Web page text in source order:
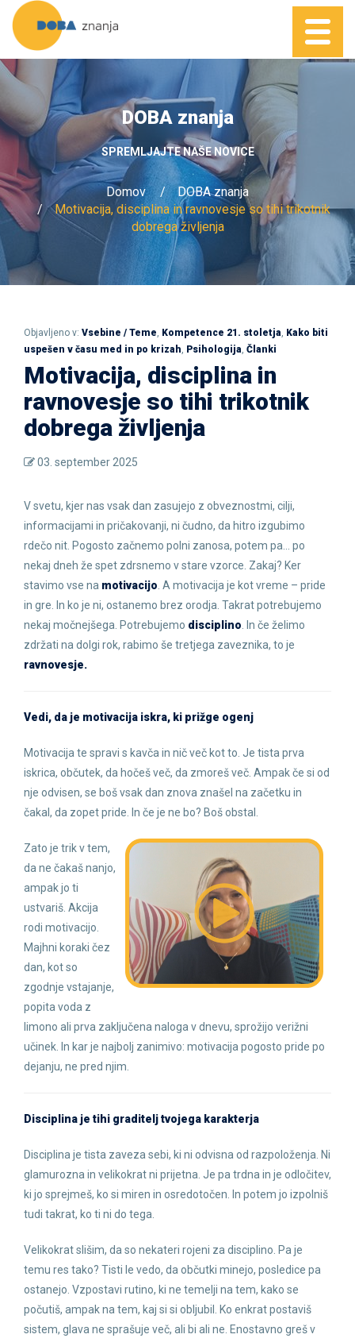
DOBA znanja
SPREMLJAJTE NAŠE NOVICE
Domov
DOBA znanja
Motivacija, disciplina in ravnovesje so tihi trikotnik
dobrega življenja
Objavljeno v: Vsebine / Teme, Kompetence 21. stoletja, Kako biti
uspešen v času med in po krizah, Psihologija, Članki
Motivacija, disciplina in
ravnovesje so tihi trikotnik
dobrega življenja
03. september 2025
V svetu, kjer nas vsak dan zasujejo z obveznostmi, cilji,
informacijami in pričakovanji, ni čudno, da hitro izgubimo
rdečo nit. Pogosto začnemo polni zanosa, potem pa... po
nekaj dneh že spet zdrsnemo v stare vzorce. Zakaj? Ker
stavimo vse na motivacijo . A motivacija je kot vreme – pride
in gre. In ko je ni, ostanemo brez orodja. Takrat potrebujemo
nekaj močnejšega. Potrebujemo disciplino . In če želimo
zdržati na dolgi rok, rabimo še tretjega zaveznika, to je
ravnovesje.
Vedi, da je motivacija iskra, ki prižge ogenj
Motivacija te spravi s kavča in nič več kot to. Je tista prva
iskrica, občutek, da hočeš več, da zmoreš več. Ampak če si od
nje odvisen, se boš vsak dan znova znašel na začetku in
čakal, da zopet pride. In če je ne bo? Boš obstal.
Zato je trik v tem,
da ne čakaš nanjo,
ampak jo ti
ustvariš. Akcija
rodi motivacijo.
Majhni koraki čez
dan, kot so
zgodnje vstajanje,
popita voda z
limono ali prva zaključena naloga v dnevu, sprožijo verižni
učinek. In kar je najbolj zanimivo: motivacija pogosto pride po
dejanju, ne pred njim.
Disciplina je tihi graditelj tvojega karakterja
Disciplina je tista zaveza sebi, ki ni odvisna od razpoloženja. Ni
glamurozna in velikokrat ni prijetna. Je pa trdna in je odločitev,
ki jo sprejmeš, ko si miren in osredotočen. In potem jo izpolniš
tudi takrat, ko ti ni do tega.
Velikokrat slišim, da so nekateri rojeni za disciplino. Pa je
temu res tako? Tisti le vedo, da občutki minejo, posledice pa
ostanejo. Vzpostavi rutino, ki ne temelji na tem, kako se
počutiš, ampak na tem, kaj si si obljubil. Ko enkrat postaviš
sistem, glava ne sprašuje več, ali bi ali ne. Enostavno greš v